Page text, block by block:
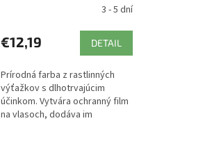
3 - 5 dní
€12,19 DETAIL
Prírodná farba z rastlinných
výťažkov s dlhotrvajúcim
účinkom. Vytvára ochranný film
na vlasoch, dodáva im